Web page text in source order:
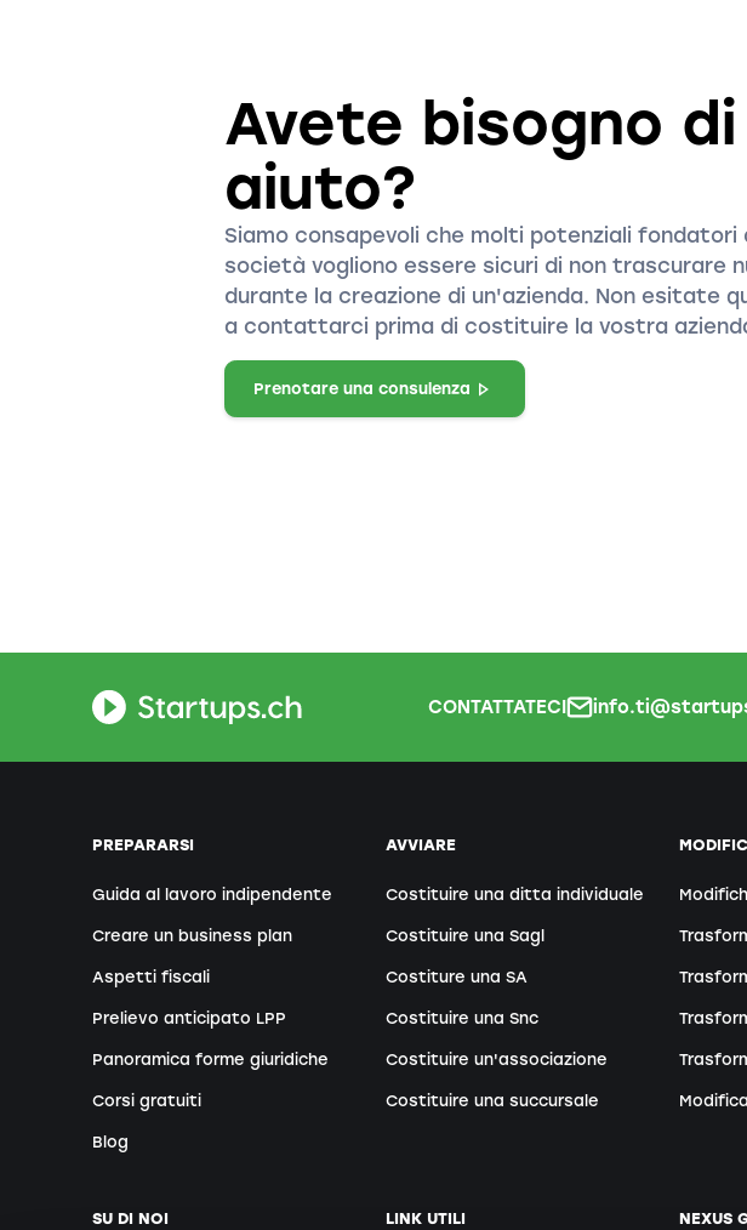
Avete bisogno di
aiuto?
Siamo consapevoli che molti potenziali fondatori
società vogliono essere sicuri di non trascurare
durante la creazione di un'azienda. Non esitate
a contattarci prima di costituire la vostra
Prenotare una consulenza
CONTATTATECI
PREPARARSI
Guida al lavoro indipendente
Creare un business plan
Aspetti fiscali
Prelievo anticipato LPP
Panoramica forme giuridiche
Corsi gratuiti
Blog
AVVIARE
Costituire una ditta individuale
Costituire una Sagl
Costiture una SA
Costituire una Snc
Costituire un'associazione
Costituire una succursale
SU DI NOI LINK UTILI NEXUS